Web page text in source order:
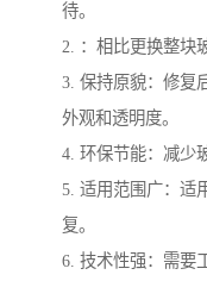
待。
2. ：相比更换整块
3. 保持原貌：修复
外观和透明度。
4. 环保节能：减少
5. 适用范围广：适
复。
6. 技术性强：需要